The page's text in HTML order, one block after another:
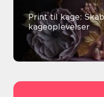
Print til kage:
kageoplevelser